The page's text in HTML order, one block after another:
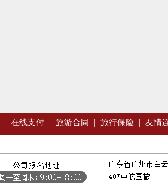
在线支付 旅游合同 旅行保险 友情